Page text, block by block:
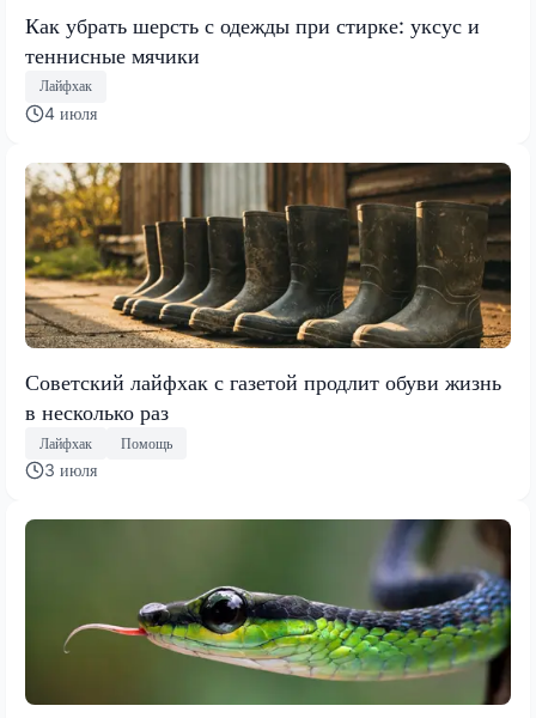
Как убрать шерсть с одежды при стирке: уксус и
теннисные мячики
Лайфхак
4 июля
Советский лайфхак с газетой продлит обуви жизнь
в несколько раз
Лайфхак Помощь
3 июля